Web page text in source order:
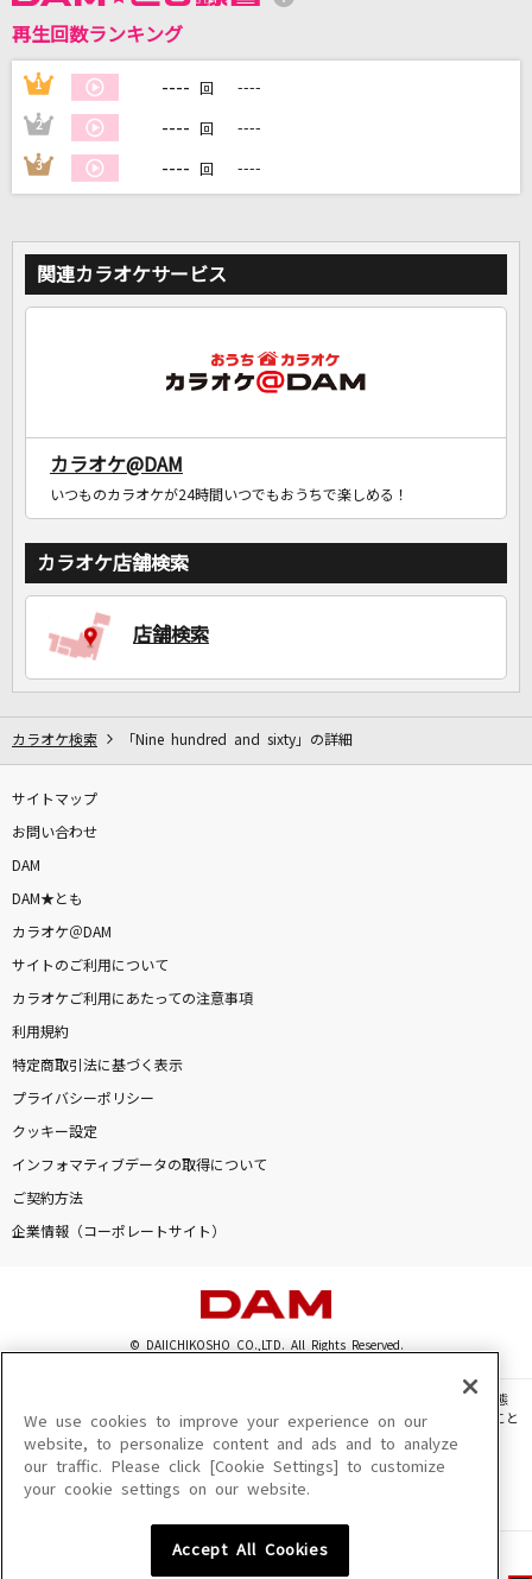
再生回数ランキング
1 ---- 回 ----
2 ---- 回 ----
3 ---- 回 ----
関連カラオケサービス
カラオケ@DAM
いつものカラオケが24時間いつでもおうちで楽しめる！
カラオケ店舗検索
店舗検索
カラオケ検索 「Nine hundred and sixty」の詳細
サイトマップ
お問い合わせ
DAM
DAM★とも
カラオケ＠DAM
サイトのご利用について
カラオケご利用にあたっての注意事項
利用規約
特定商取引法に基づく表示
プライバシーポリシー
クッキー設定
インフォマティブデータの取得について
ご契約方法
企業情報（コーポレートサイト）
© DAIICHIKOSHO CO.,LTD. All Rights Reserved.
このサイトに掲載されている一切の文章・画像・写真・動画・音声等を、手段や形態
を問わず、著作権法の定める範囲を超えて無断で複製、転載、ファイル化などすること
を禁じます。
楽曲及びコンテンツは、機種によりご利用いただけない場合があります。
楽曲及びコンテンツの配信日、配信内容が変更になる場合があります。
We use cookies to improve your experience on our
website, to personalize content and ads and to analyze
our traffic. Please click [Cookie Settings] to customize
your cookie settings on our website.
Accept All Cookies